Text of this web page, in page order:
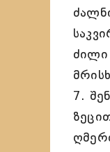
ძილი
7.